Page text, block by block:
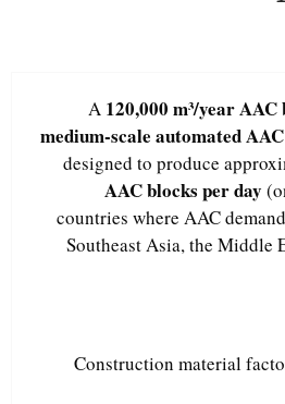
A120,000 m³/year
medium-scale automated
designed to produce
AAC blocks per day
countries where AAC
Southeast Asia, the Middle
Construction material